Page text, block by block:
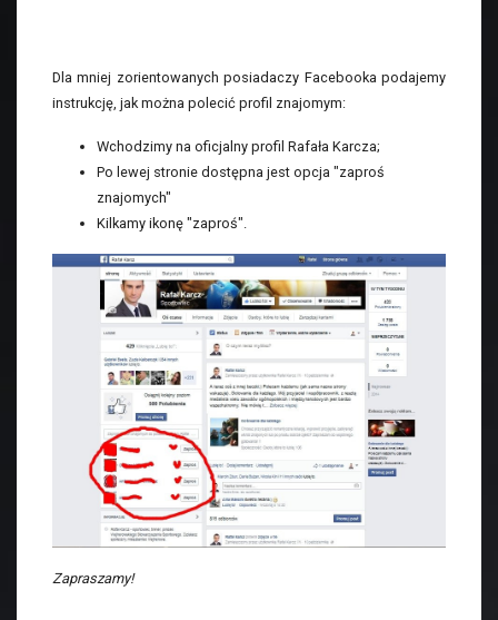
Dla mniej zorientowanych posiadaczy Facebooka podajemy
instrukcję, jak można polecić profil znajomym:
Wchodzimy na oficjalny profil Rafała Karcza;
Po lewej stronie dostępna jest opcja "zaproś
znajomych"
Kilkamy ikonę "zaproś".
Zapraszamy!